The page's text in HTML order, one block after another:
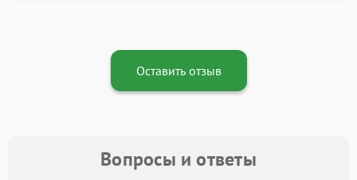
Оставить отзыв
Вопросы и ответы